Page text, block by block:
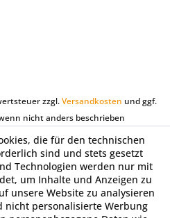
zzgl.Versandkosten und ggf.
nicht anders beschrieben
die für den technischen
sind und stets gesetzt
Technologien werden nur mit
um Inhalte und Anzeigen zu
unsere Website zu analysieren
nicht personalisierte Werbung